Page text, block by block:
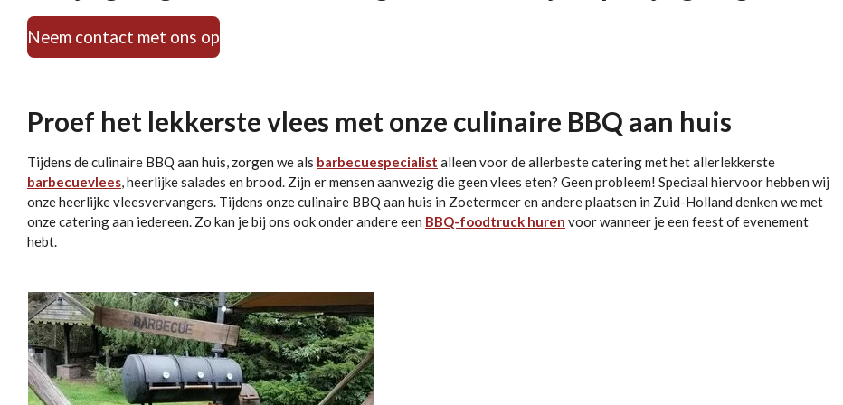
Neem contact met ons op
Proef het lekkerste vlees met onze culinaire BBQ aan huis
Tijdens de culinaire BBQ aan huis, zorgen we als barbecuespecialist alleen voor de allerbeste catering met het allerlekkerste
barbecuevlees, heerlijke salades en brood. Zijn er mensen aanwezig die geen vlees eten? Geen probleem! Speciaal hiervoor hebben wij
onze heerlijke vleesvervangers. Tijdens onze culinaire BBQ aan huis in Zoetermeer en andere plaatsen in Zuid-Holland denken we met
onze catering aan iedereen. Zo kan je bij ons ook onder andere een BBQ-foodtruck huren voor wanneer je een feest of evenement
hebt.